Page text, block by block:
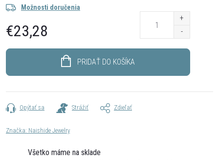
Možnosti doručenia
€23,28
PRIDAŤ DO KOŠÍKA
Opýtať sa Strážiť Zdieľať
Značka: Naishide Jewelry
Všetko máme na sklade